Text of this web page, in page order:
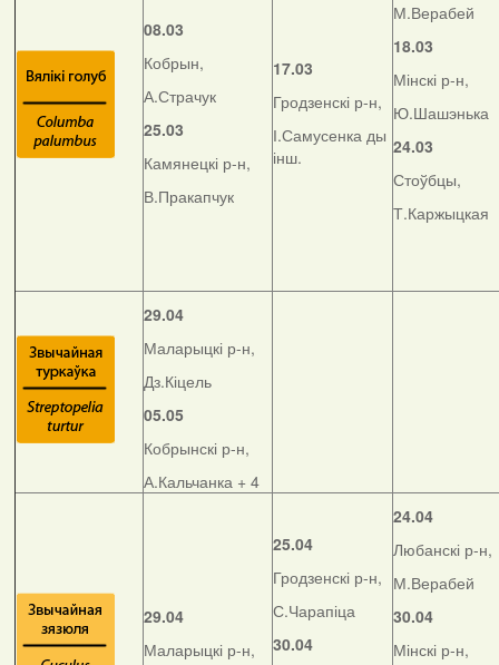
08.03
Кобрын,
А.Страчук
25.03
Камянецкі р-н,
В.Пракапчук
17.03
Гродзенскі р-н,
І.Самусенка ды
інш.
М.Верабей
18.03
Мінскі р-н,
Ю.Шашэнька
24.03
Стоўбцы,
Т.Каржыцкая
29.04
Маларыцкі р-н,
Дз.Кіцель
05.05
Кобрынскі р-н,
А.Кальчанка + 4
29.04
Маларыцкі р-н,
25.04
Гродзенскі р-н,
С.Чарапіца
30.04
24.04
Любанскі р-н,
М.Верабей
30.04
Мінскі р-н,